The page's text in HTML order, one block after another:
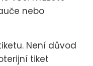
nebo
Není důvod
tiket